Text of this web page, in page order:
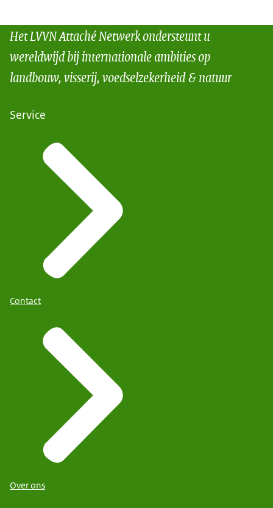
Het LVVN Attaché Netwerk ondersteunt u
wereldwijd bij internationale ambities op
landbouw, visserij, voedselzekerheid & natuur
Service
Contact
Over ons